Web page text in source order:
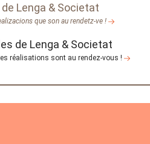
Lenga & Societat
que son au rendetz-ve !
de Lenga & Societat
réalisations sont au rendez-vous !